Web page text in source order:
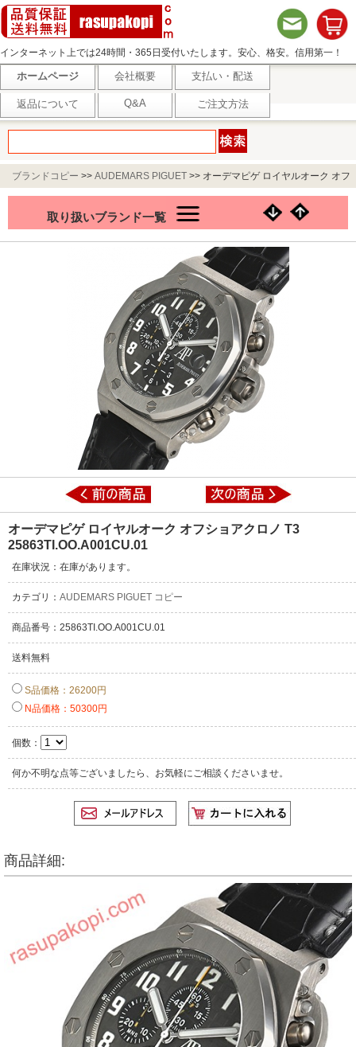
インターネット上では24時間・365日受付いたします。安心、格安。信用第一！
ホームページ 会社概要 支払い・配送
返品について Q&A ご注文方法
ブランドコピー >> AUDEMARS PIGUET >> オーデマピゲ ロイヤルオーク オフ
取り扱いブランド一覧
オーデマピゲ ロイヤルオーク オフショアクロノ T3
25863TI.OO.A001CU.01
在庫状況：在庫があります。
カテゴリ： AUDEMARS PIGUET コピー
商品番号：25863TI.OO.A001CU.01
送料無料
S品価格：26200円
N品価格：50300円
個数：
何か不明な点等ございましたら、お気軽にご相談くださいませ。
商品詳細: